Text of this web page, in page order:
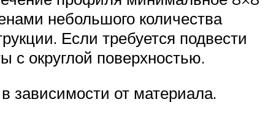
небольшого количества
Если требуется подвести
с округлой поверхностью.
зависимости от материала.